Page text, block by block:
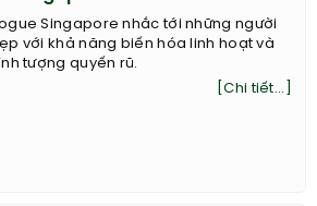
Singapore nhắc tới những người
với khả năng biến hóa linh hoạt và
tượng quyến rũ.
[Chi tiết...]